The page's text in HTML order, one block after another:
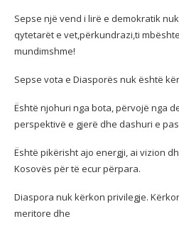
Sepse një vend i lirë e demokratik
qytetarët e vet,përkundrazi,ti
mundimshme!
Sepse vota e Diasporës nuk është
Është njohuri nga bota, përvojë nga
perspektivë e gjerë dhe dashuri e
Është pikërisht ajo energji, ai vizion
Kosovës për të ecur përpara.
Diaspora nuk kërkon privilegje.
meritore dhe